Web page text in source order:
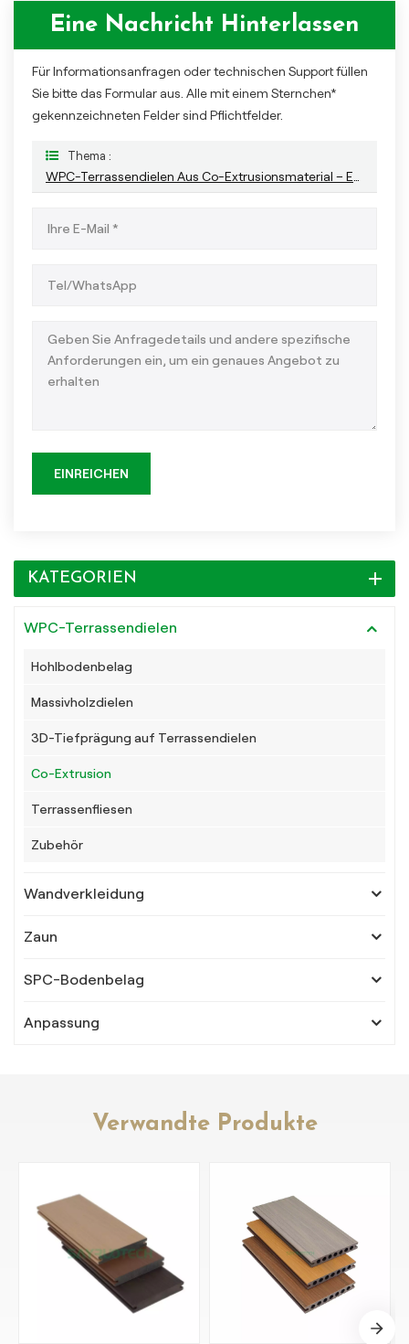
Eine Nachricht Hinterlassen
Für Informationsanfragen oder technischen Support füllen
Sie bitte das Formular aus. Alle mit einem Sternchen*
gekennzeichneten Felder sind Pflichtfelder.
Thema :
EINREICHEN
KATEGORIEN
WPC-Terrassendielen
Hohlbodenbelag
Massivholzdielen
3D-Tiefprägung auf Terrassendielen
Co-Extrusion
Terrassenfliesen
Zubehör
Wandverkleidung
Zaun
SPC-Bodenbelag
Anpassung
Verwandte Produkte